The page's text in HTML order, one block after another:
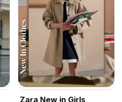
Zara New in Girls